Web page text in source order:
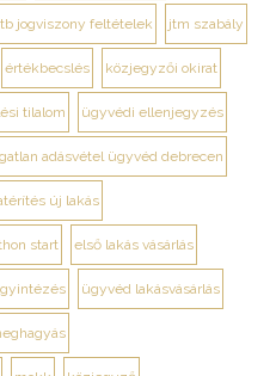
tb jogviszony feltételek jtm szabály
értékbecslés közjegyzői okirat
tilalom ügyvédi ellenjegyzés
adásvétel ügyvéd debrecen
új lakás
start első lakás vásárlás
ügyvéd lakásvásárlás